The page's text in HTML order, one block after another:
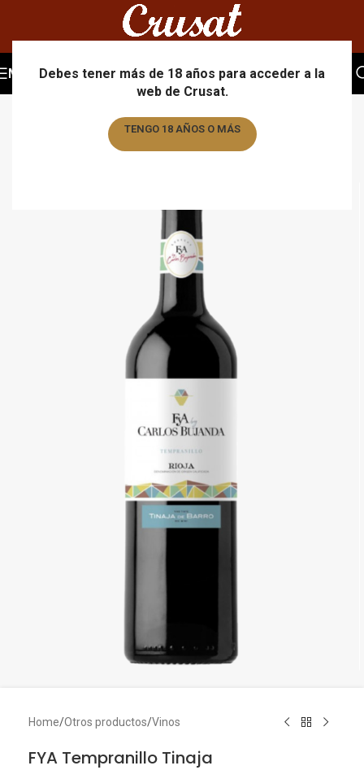
Debes tener más de 18 años para acceder a la
web de Crusat.
TENGO 18 AÑOS O MÁS
MENU
Home/Otros productos/Vinos
FYA Tempranillo Tinaja